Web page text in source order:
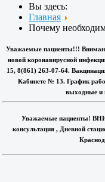
Вы здесь:
Главная
Почему
Уважаемые пациенты!!!
новой коронавирусной
15, 8(861) 263-07-64.
Кабинете № 13. График
выходные и
Уважаемые пациенты!
консультация , Дневной